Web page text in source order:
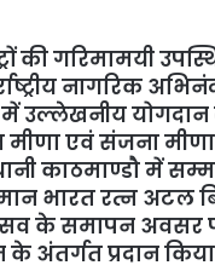
की गरिमामयी
नागरिक
में उल्लेखनीय
मीणा एवं संजना
काठमाण्डौ में
भारत रत्न अटल
के समापन अवसर
अंतर्गत प्रदान किया